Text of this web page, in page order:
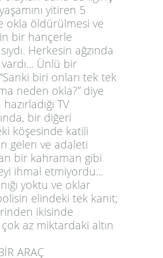
yitiren 5
okla öldürülmesi ve
bir hançerle
Herkesin ağzında
Ünlü bir
biri onları tek tek
neden okla?” diye
TV
bir diğeri
köşesinde katili
gelen ve adaleti
bir kahraman gibi
ihmal etmiyordu...
yoktu ve oklar
elindeki tek kanıt;
ikisinde
az miktardaki altın
ARAÇ